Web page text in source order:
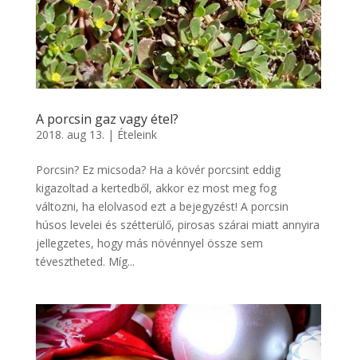
A porcsin gaz vagy étel?
2018. aug 13. | Ételeink
Porcsin? Ez micsoda? Ha a kövér porcsint eddig
kigazoltad a kertedből, akkor ez most meg fog
változni, ha elolvasod ezt a bejegyzést! A porcsin
húsos levelei és szétterülő, pirosas szárai miatt annyira
jellegzetes, hogy más növénnyel össze sem
tévesztheted. Míg...